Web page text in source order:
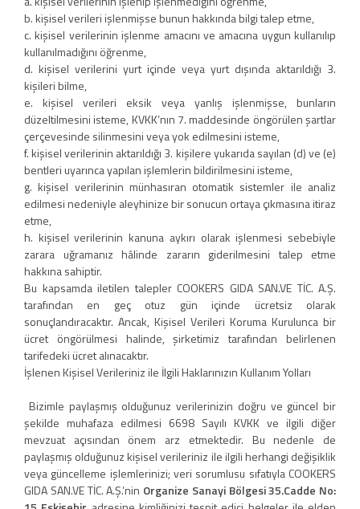
b. kişisel verileri işlenmişse bunun hakkında bilgi talep etme,
c. kişisel verilerinin işlenme amacını ve amacına uygun kullanılıp
kullanılmadığını öğrenme,
d. kişisel verilerini yurt içinde veya yurt dışında aktarıldığı 3.
kişileri bilme,
e. kişisel verileri eksik veya yanlış işlenmişse, bunların
düzeltilmesini isteme, KVKK’nın 7. maddesinde öngörülen şartlar
çerçevesinde silinmesini veya yok edilmesini isteme,
f. kişisel verilerinin aktarıldığı 3. kişilere yukarıda sayılan (d) ve (e)
bentleri uyarınca yapılan işlemlerin bildirilmesini isteme,
g. kişisel verilerinin münhasıran otomatik sistemler ile analiz
edilmesi nedeniyle aleyhinize bir sonucun ortaya çıkmasına itiraz
etme,
h. kişisel verilerinin kanuna aykırı olarak işlenmesi sebebiyle
zarara uğramanız hâlinde zararın giderilmesini talep etme
hakkına sahiptir.
Bu kapsamda iletilen talepler COOKERS GIDA SAN.VE TİC. A.Ş.
tarafından en geç otuz gün içinde ücretsiz olarak
sonuçlandıracaktır. Ancak, Kişisel Verileri Koruma Kurulunca bir
ücret öngörülmesi halinde, şirketimiz tarafından belirlenen
tarifedeki ücret alınacaktır.
İşlenen Kişisel Verileriniz ile İlgili Haklarınızın Kullanım Yolları
Bizimle paylaşmış olduğunuz verilerinizin doğru ve güncel bir
şekilde muhafaza edilmesi 6698 Sayılı KVKK ve ilgili diğer
mevzuat açısından önem arz etmektedir. Bu nedenle de
paylaşmış olduğunuz kişisel verileriniz ile ilgili herhangi değişiklik
veya güncelleme işlemlerinizi; veri sorumlusu sıfatıyla COOKERS
GIDA SAN.VE TİC. A.Ş.’nin Organize Sanayi Bölgesi 35.Cadde No: